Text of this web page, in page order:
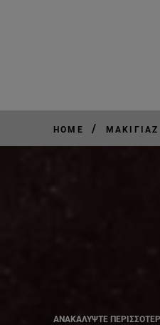
HOME / ΜΑΚΙΓΙΆΖ
ΑΝΑΚΑΛΎΨΤΕ